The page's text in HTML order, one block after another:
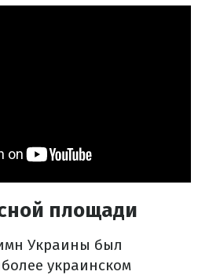
площади
Украины был
украинском